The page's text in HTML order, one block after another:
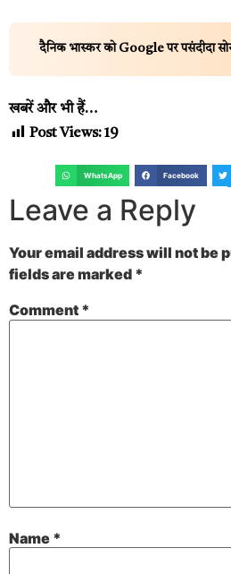
दैनिक भास्कर को Google पर पसंदीदा
खबरें और भी हैं…
Post Views:19
WhatsApp Facebook
Leave a Reply
Your email address will not be
fields are marked *
Comment *
Name *